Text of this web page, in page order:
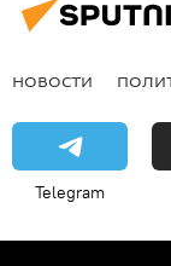
НОВОСТИ
Telegram